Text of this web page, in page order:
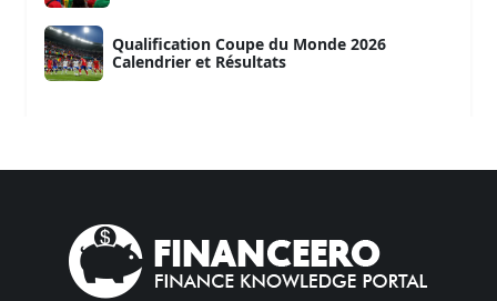
Qualification Coupe du Monde 2026
Calendrier et Résultats